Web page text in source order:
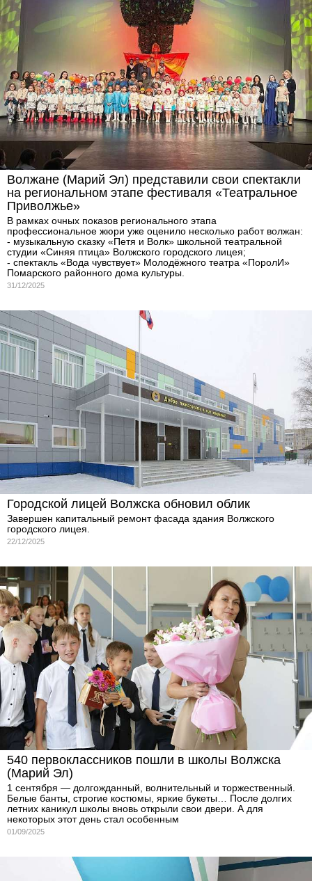
Волжане (Марий Эл) представили свои спектакли
на региональном этапе фестиваля «Театральное
Приволжье»
В рамках очных показов регионального этапа
профессиональное жюри уже оценило несколько работ волжан:
- музыкальную сказку «Петя и Волк» школьной театральной
студии «Синяя птица» Волжского городского лицея;
- спектакль «Вода чувствует» Молодёжного театра «ПоролИ»
Помарского районного дома культуры.
31/12/2025
Городской лицей Волжска обновил облик
Завершен капитальный ремонт фасада здания Волжского
городского лицея.
22/12/2025
540 первоклассников пошли в школы Волжска
(Марий Эл)
1 сентября — долгожданный, волнительный и торжественный.
Белые банты, строгие костюмы, яркие букеты… После долгих
летних каникул школы вновь открыли свои двери. А для
некоторых этот день стал особенным
01/09/2025